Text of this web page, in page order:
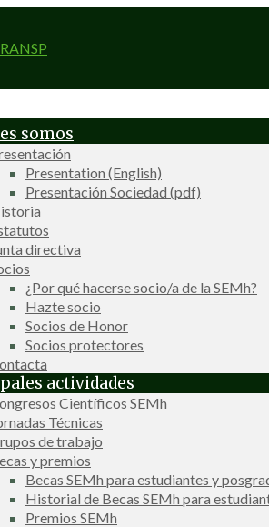
somos
Presentation (English)
Presentación Sociedad (pdf)
directiva
¿Por qué hacerse socio/a de la SEMh?
Hazte socio
Socios de Honor
Socios protectores
actividades
Científicos SEMh
Técnicas
de trabajo
y premios
Becas SEMh para estudiantes y
Historial de Becas SEMh para
Premios SEMh